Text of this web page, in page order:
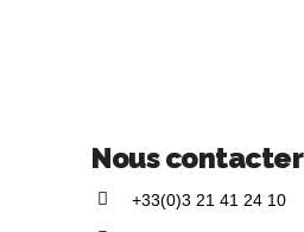
Nous contacter
+33(0)3 21 41 24 10